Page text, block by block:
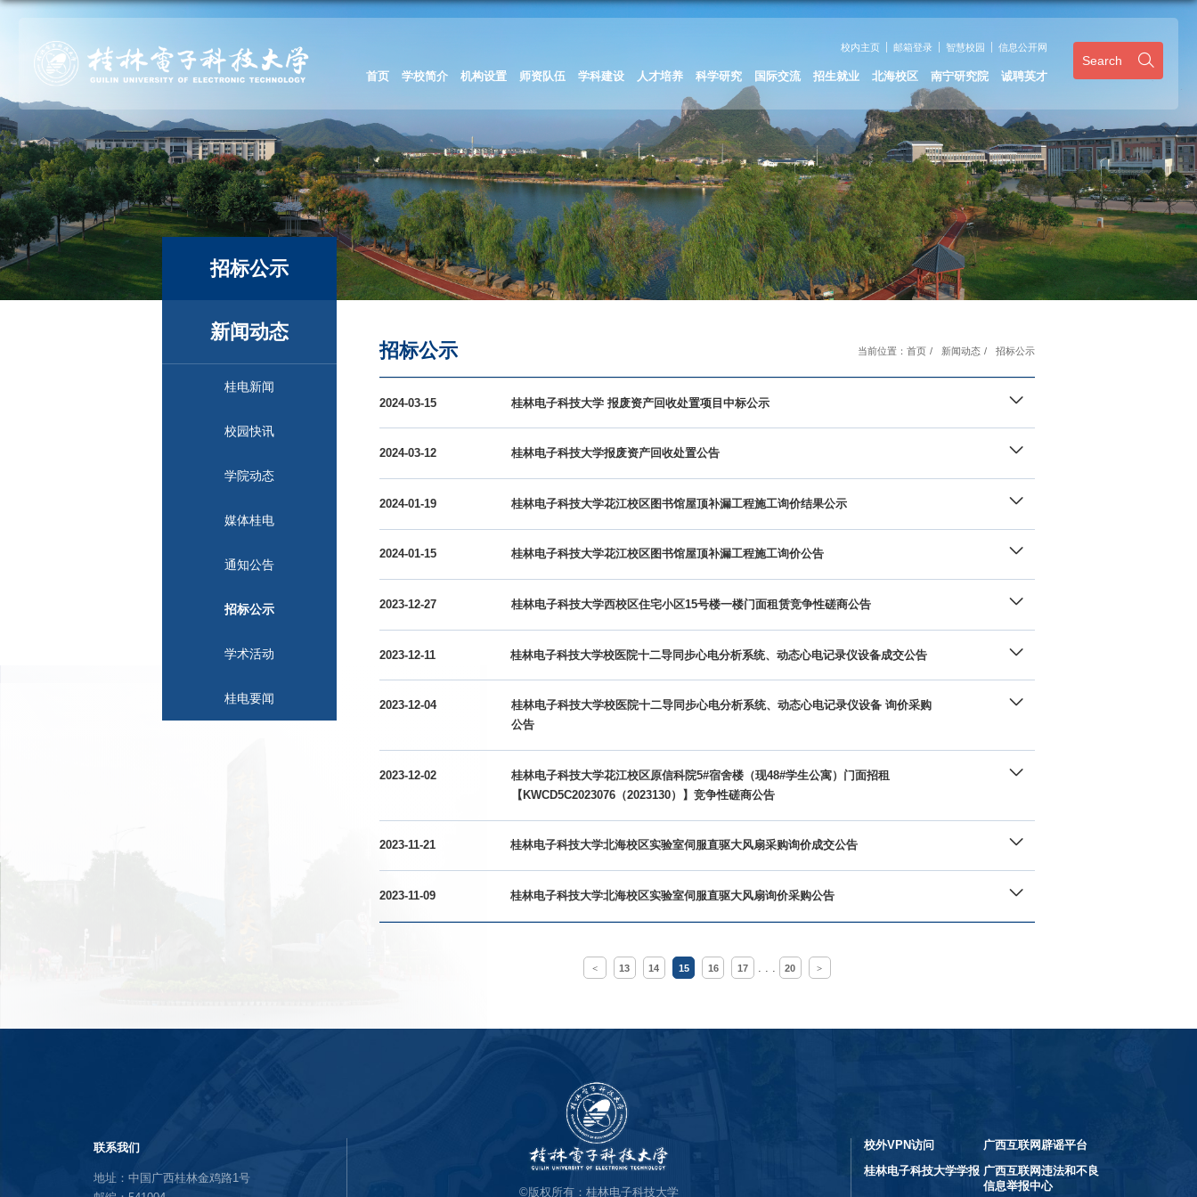
校内主页 邮箱登录 智慧校园 信息公开网
首页 学校简介 机构设置 师资队伍 学科建设 人才培养 科学研究 国际交流 招生就业 北海校区 南宁研究院 诚聘英才
Search
招标公示
新闻动态
桂电新闻
校园快讯
学院动态
媒体桂电
通知公告
招标公示
学术活动
桂电要闻
当前位置： 首页 / 新闻动态 / 招标公示
招标公示
2024-03-15 桂林电子科技大学 报废资产回收处置项目中标公示
2024-03-12 桂林电子科技大学报废资产回收处置公告
2024-01-19 桂林电子科技大学花江校区图书馆屋顶补漏工程施工询价结果公示
2024-01-15 桂林电子科技大学花江校区图书馆屋顶补漏工程施工询价公告
2023-12-27 桂林电子科技大学西校区住宅小区15号楼一楼门面租赁竞争性磋商公告
2023-12-11 桂林电子科技大学校医院十二导同步心电分析系统、动态心电记录仪设备成交公告
2023-12-04
桂林电子科技大学校医院十二导同步心电分析系统、动态心电记录仪设备 询价采购
公告
2023-12-02
桂林电子科技大学花江校区原信科院5#宿舍楼（现48#学生公寓）门面招租
【KWCD5C2023076（2023130）】竞争性磋商公告
2023-11-21 桂林电子科技大学北海校区实验室伺服直驱大风扇采购询价成交公告
2023-11-09 桂林电子科技大学北海校区实验室伺服直驱大风扇询价采购公告
< 13 14 15 16 17 20 >
联系我们
地址：中国广西桂林金鸡路1号
©版权所有：桂林电子科技大学
校外VPN访问 广西互联网辟谣平台
桂林电子科技大学学报 广西互联网违法和不良
信息举报中心